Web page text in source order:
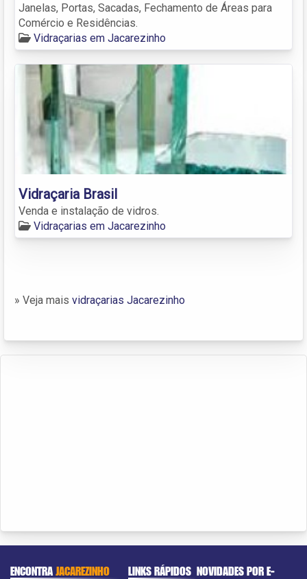
Janelas, Portas, Sacadas, Fechamento de Áreas para
Comércio e Residências.
Vidraçarias em Jacarezinho
Vidraçaria Brasil
Venda e instalação de vidros.
Vidraçarias em Jacarezinho
» Veja mais vidraçarias Jacarezinho
ENCONTRAJACAREZINHO LINKS RÁPIDOS NOVIDADES POR E-